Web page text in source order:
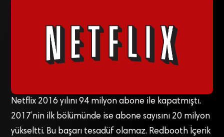
Netflix 2016 yılını 94 milyon abone ile kapatmıştı.
2017’nin ilk bölümünde ise abone sayısını 20 milyon
yükseltti. Bu başarı tesadüf olamaz. Redbooth İçerik